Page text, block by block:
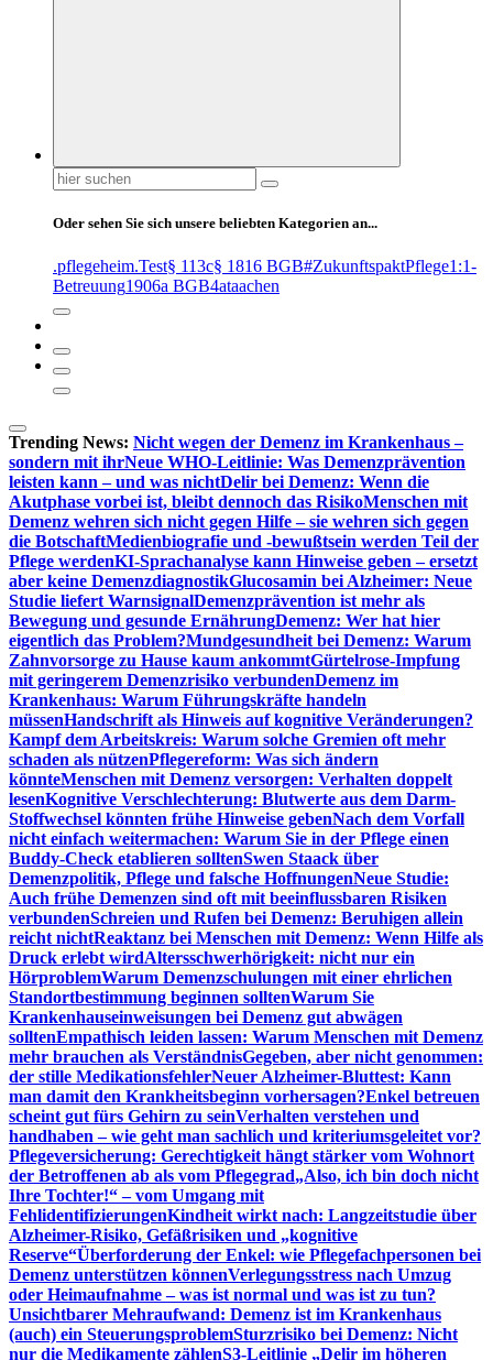
Suchen
nach:
Oder sehen Sie sich unsere beliebten Kategorien an...
.pflegeheim.Test§ 113c§ 1816 BGB#ZukunftspaktPflege1:1-
Betreuung1906a BGB4ataachen
Trending News: Nicht wegen der Demenz im Krankenhaus –
sondern mit ihrNeue WHO-Leitlinie: Was Demenzprävention
leisten kann – und was nichtDelir bei Demenz: Wenn die
Akutphase vorbei ist, bleibt dennoch das RisikoMenschen mit
Demenz wehren sich nicht gegen Hilfe – sie wehren sich gegen
die BotschaftMedienbiografie und -bewußtsein werden Teil der
Pflege werdenKI-Sprachanalyse kann Hinweise geben – ersetzt
aber keine DemenzdiagnostikGlucosamin bei Alzheimer: Neue
Studie liefert WarnsignalDemenzprävention ist mehr als
Bewegung und gesunde ErnährungDemenz: Wer hat hier
eigentlich das Problem?Mundgesundheit bei Demenz: Warum
Zahnvorsorge zu Hause kaum ankommtGürtelrose-Impfung
mit geringerem Demenzrisiko verbundenDemenz im
Krankenhaus: Warum Führungskräfte handeln
müssenHandschrift als Hinweis auf kognitive Veränderungen?
Kampf dem Arbeitskreis: Warum solche Gremien oft mehr
schaden als nützenPflegereform: Was sich ändern
könnteMenschen mit Demenz versorgen: Verhalten doppelt
lesenKognitive Verschlechterung: Blutwerte aus dem Darm-
Stoffwechsel könnten frühe Hinweise gebenNach dem Vorfall
nicht einfach weitermachen: Warum Sie in der Pflege einen
Buddy-Check etablieren solltenSwen Staack über
Demenzpolitik, Pflege und falsche HoffnungenNeue Studie:
Auch frühe Demenzen sind oft mit beeinflussbaren Risiken
verbundenSchreien und Rufen bei Demenz: Beruhigen allein
reicht nichtReaktanz bei Menschen mit Demenz: Wenn Hilfe als
Druck erlebt wirdAltersschwerhörigkeit: nicht nur ein
HörproblemWarum Demenzschulungen mit einer ehrlichen
Standortbestimmung beginnen solltenWarum Sie
Krankenhauseinweisungen bei Demenz gut abwägen
solltenEmpathisch leiden lassen: Warum Menschen mit Demenz
mehr brauchen als VerständnisGegeben, aber nicht genommen:
der stille MedikationsfehlerNeuer Alzheimer-Bluttest: Kann
man damit den Krankheitsbeginn vorhersagen?Enkel betreuen
scheint gut fürs Gehirn zu seinVerhalten verstehen und
handhaben – wie geht man sachlich und kriteriumsgeleitet vor?
Pflegeversicherung: Gerechtigkeit hängt stärker vom Wohnort
der Betroffenen ab als vom Pflegegrad„Also, ich bin doch nicht
Ihre Tochter!“ – vom Umgang mit
FehlidentifizierungenKindheit wirkt nach: Langzeitstudie über
Alzheimer-Risiko, Gefäßrisiken und „kognitive
Reserve“Überforderung der Enkel: wie Pflegefachpersonen bei
Demenz unterstützen könnenVerlegungsstress nach Umzug
oder Heimaufnahme – was ist normal und was ist zu tun?
Unsichtbarer Mehraufwand: Demenz ist im Krankenhaus
(auch) ein SteuerungsproblemSturzrisiko bei Demenz: Nicht
nur die Medikamente zählenS3-Leitlinie „Delir im höheren